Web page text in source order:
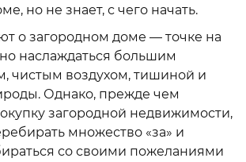
но не знает, с чего начать.
о загородном доме — точке на
наслаждаться большим
чистым воздухом, тишиной и
Однако, прежде чем
загородной недвижимости,
множество «за» и
со своими пожеланиями